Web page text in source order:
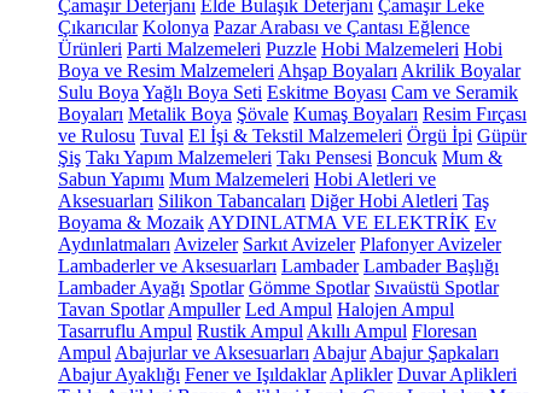
Çamaşır Deterjanı Elde Bulaşık Deterjanı Çamaşır Leke
Çıkarıcılar Kolonya Pazar Arabası ve Çantası Eğlence
Ürünleri Parti Malzemeleri Puzzle Hobi Malzemeleri Hobi
Boya ve Resim Malzemeleri Ahşap Boyaları Akrilik Boyalar
Sulu Boya Yağlı Boya Seti Eskitme Boyası Cam ve Seramik
Boyaları Metalik Boya Şövale Kumaş Boyaları Resim Fırçası
ve Rulosu Tuval El İşi & Tekstil Malzemeleri Örgü İpi Güpür
Şiş Takı Yapım Malzemeleri Takı Pensesi Boncuk Mum &
Sabun Yapımı Mum Malzemeleri Hobi Aletleri ve
Aksesuarları Silikon Tabancaları Diğer Hobi Aletleri Taş
Boyama & Mozaik AYDINLATMA VE ELEKTRİK Ev
Aydınlatmaları Avizeler Sarkıt Avizeler Plafonyer Avizeler
Lambaderler ve Aksesuarları Lambader Lambader Başlığı
Lambader Ayağı Spotlar Gömme Spotlar Sıvaüstü Spotlar
Tavan Spotlar Ampuller Led Ampul Halojen Ampul
Tasarruflu Ampul Rustik Ampul Akıllı Ampul Floresan
Ampul Abajurlar ve Aksesuarları Abajur Abajur Şapkaları
Abajur Ayaklığı Fener ve Işıldaklar Aplikler Duvar Aplikleri